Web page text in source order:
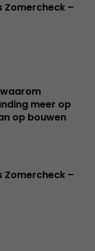
–
waarom
meer op
op bouwen
–